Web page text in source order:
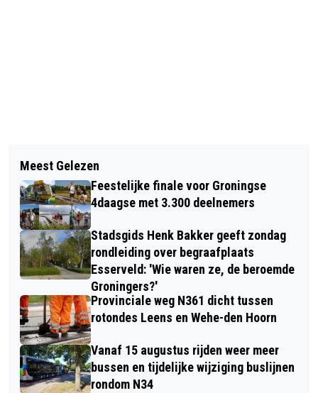
ZINN EN PATRIMONIUM ONTWIKKELEN
WOONZORGCONCEPT BINNEN 'MEER
DAN WONEN' IN ZUIDERFLAT
‘OASE IN DE STAD’ VAN NOUD DE
WOLF WINT KUNST OP STRAATPRIJS
2026
Meest Gelezen
Feestelijke finale voor Groningse
4daagse met 3.300 deelnemers
Stadsgids Henk Bakker geeft zondag
rondleiding over begraafplaats
Esserveld: 'Wie waren ze, de beroemde
Groningers?'
Provinciale weg N361 dicht tussen
rotondes Leens en Wehe-den Hoorn
Vanaf 15 augustus rijden weer meer
bussen en tijdelijke wijziging buslijnen
rondom N34